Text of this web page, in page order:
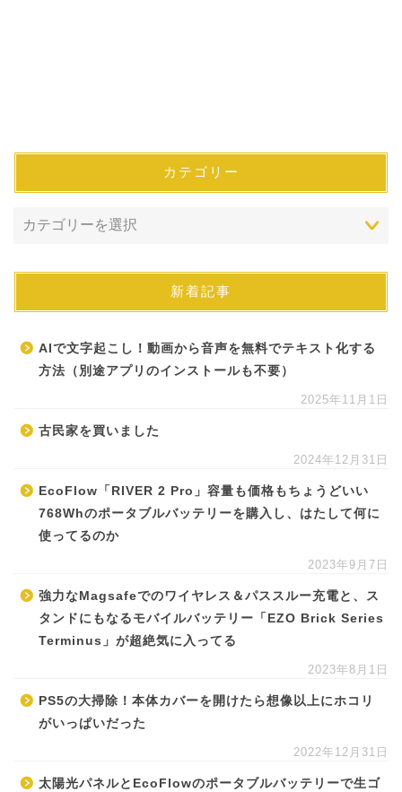
カテゴリー
新着記事
AIで文字起こし！動画から音声を無料でテキスト化する
方法（別途アプリのインストールも不要）
2025年11月1日
古民家を買いました
2024年12月31日
EcoFlow「RIVER 2 Pro」容量も価格もちょうどいい
768Whのポータブルバッテリーを購入し、はたして何に
使ってるのか
2023年9月7日
強力なMagsafeでのワイヤレス＆パススルー充電と、ス
タンドにもなるモバイルバッテリー「EZO Brick Series
Terminus」が超絶気に入ってる
2023年8月1日
PS5の大掃除！本体カバーを開けたら想像以上にホコリ
がいっぱいだった
2022年12月31日
太陽光パネルとEcoFlowのポータブルバッテリーで生ゴ